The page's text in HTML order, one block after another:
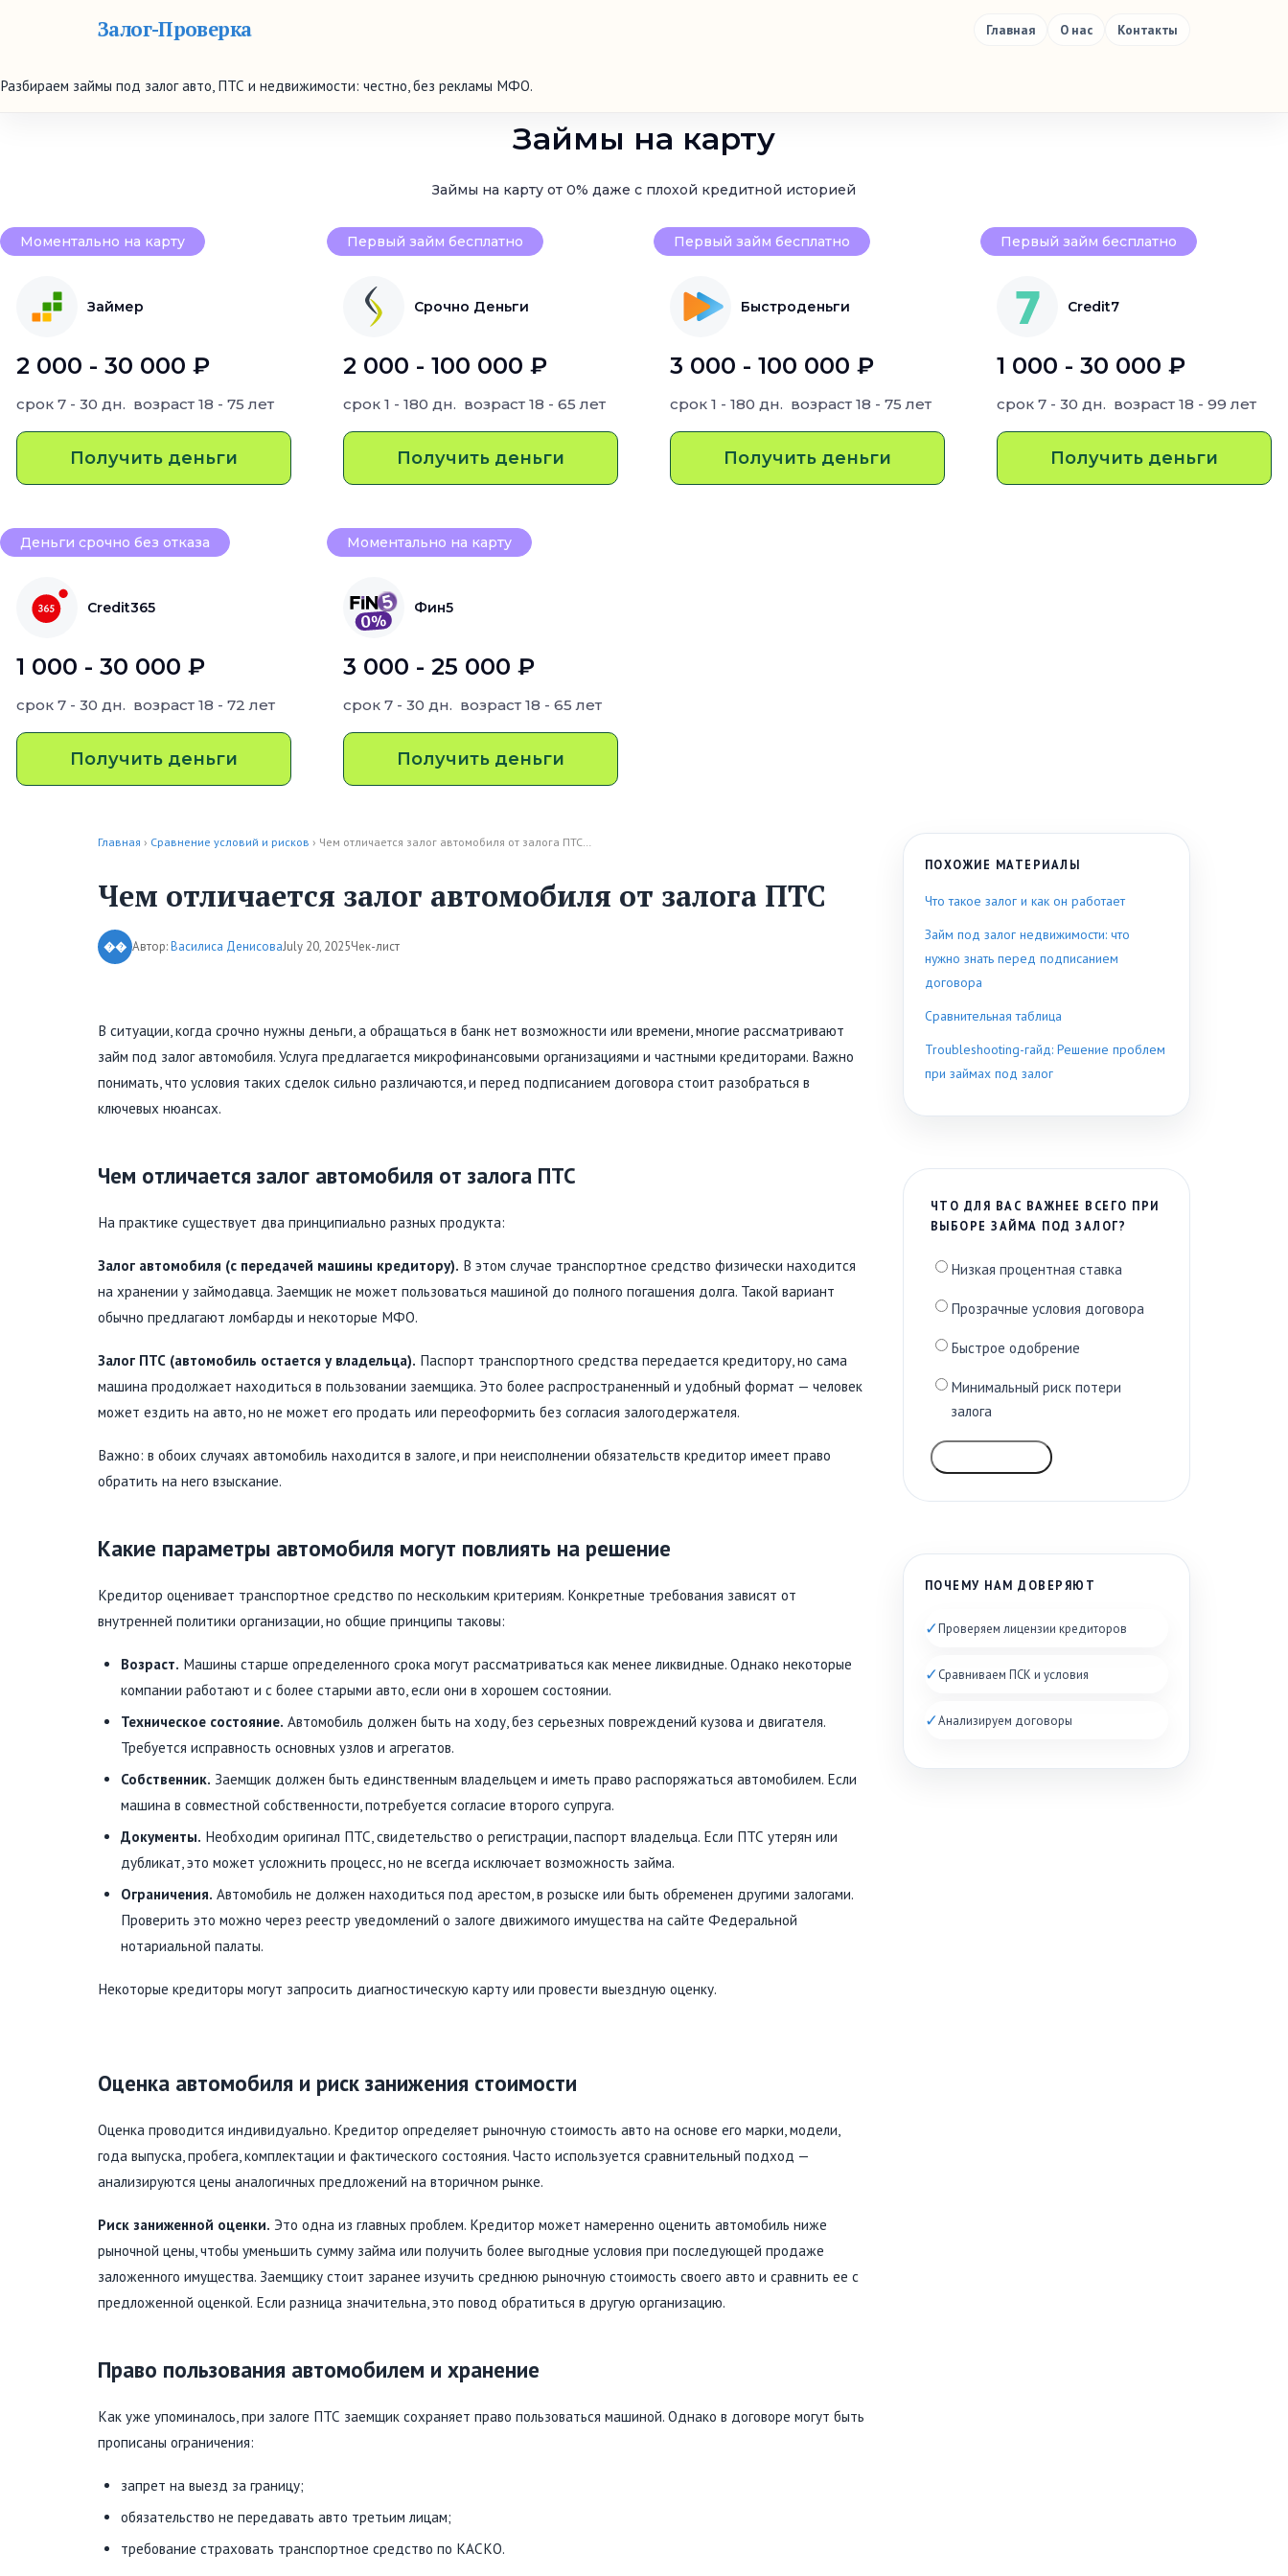
Залог-Проверка Главная О нас Контакты
Разбираем займы под залог авто, ПТС и недвижимости: честно, без рекламы МФО.
Займы на карту
Займы на карту от 0% даже с плохой кредитной историей
Моментально на карту
Займер
2 000 - 30 000 ₽
срок 7 - 30 дн. возраст 18 - 75 лет
Получить деньги
Первый займ бесплатно
Срочно Деньги
2 000 - 100 000 ₽
срок 1 - 180 дн. возраст 18 - 65 лет
Получить деньги
Первый займ бесплатно
Быстроденьги
3 000 - 100 000 ₽
срок 1 - 180 дн. возраст 18 - 75 лет
Получить деньги
Первый займ бесплатно
Credit7
1 000 - 30 000 ₽
срок 7 - 30 дн. возраст 18 - 99 лет
Получить деньги
Деньги срочно без отказа
Credit365
1 000 - 30 000 ₽
срок 7 - 30 дн. возраст 18 - 72 лет
Получить деньги
Моментально на карту
Фин5
3 000 - 25 000 ₽
срок 7 - 30 дн. возраст 18 - 65 лет
Получить деньги
Главная › Сравнение условий и рисков › Чем отличается залог автомобиля от залога ПТС…
Чем отличается залог автомобиля от залога ПТС
�� Автор:Василиса ДенисоваJuly 20, 2025Чек-лист
В ситуации, когда срочно нужны деньги, а обращаться в банк нет возможности или времени, многие рассматривают
займ под залог автомобиля. Услуга предлагается микрофинансовыми организациями и частными кредиторами. Важно
понимать, что условия таких сделок сильно различаются, и перед подписанием договора стоит разобраться в
ключевых нюансах.
Чем отличается залог автомобиля от залога ПТС
На практике существует два принципиально разных продукта:
Залог автомобиля (с передачей машины кредитору). В этом случае транспортное средство физически находится
на хранении у займодавца. Заемщик не может пользоваться машиной до полного погашения долга. Такой вариант
обычно предлагают ломбарды и некоторые МФО.
Залог ПТС (автомобиль остается у владельца). Паспорт транспортного средства передается кредитору, но сама
машина продолжает находиться в пользовании заемщика. Это более распространенный и удобный формат — человек
может ездить на авто, но не может его продать или переоформить без согласия залогодержателя.
Важно: в обоих случаях автомобиль находится в залоге, и при неисполнении обязательств кредитор имеет право
обратить на него взыскание.
Какие параметры автомобиля могут повлиять на решение
Кредитор оценивает транспортное средство по нескольким критериям. Конкретные требования зависят от
внутренней политики организации, но общие принципы таковы:
Возраст. Машины старше определенного срока могут рассматриваться как менее ликвидные. Однако некоторые
компании работают и с более старыми авто, если они в хорошем состоянии.
Техническое состояние. Автомобиль должен быть на ходу, без серьезных повреждений кузова и двигателя.
Требуется исправность основных узлов и агрегатов.
Собственник. Заемщик должен быть единственным владельцем и иметь право распоряжаться автомобилем. Если
машина в совместной собственности, потребуется согласие второго супруга.
Документы. Необходим оригинал ПТС, свидетельство о регистрации, паспорт владельца. Если ПТС утерян или
дубликат, это может усложнить процесс, но не всегда исключает возможность займа.
Ограничения. Автомобиль не должен находиться под арестом, в розыске или быть обременен другими залогами.
Проверить это можно через реестр уведомлений о залоге движимого имущества на сайте Федеральной
нотариальной палаты.
Некоторые кредиторы могут запросить диагностическую карту или провести выездную оценку.
Оценка автомобиля и риск занижения стоимости
Оценка проводится индивидуально. Кредитор определяет рыночную стоимость авто на основе его марки, модели,
года выпуска, пробега, комплектации и фактического состояния. Часто используется сравнительный подход —
анализируются цены аналогичных предложений на вторичном рынке.
Риск заниженной оценки. Это одна из главных проблем. Кредитор может намеренно оценить автомобиль ниже
рыночной цены, чтобы уменьшить сумму займа или получить более выгодные условия при последующей продаже
заложенного имущества. Заемщику стоит заранее изучить среднюю рыночную стоимость своего авто и сравнить ее с
предложенной оценкой. Если разница значительна, это повод обратиться в другую организацию.
Право пользования автомобилем и хранение
Как уже упоминалось, при залоге ПТС заемщик сохраняет право пользоваться машиной. Однако в договоре могут быть
прописаны ограничения:
запрет на выезд за границу;
обязательство не передавать авто третьим лицам;
требование страховать транспортное средство по КАСКО.
ПОХОЖИЕ МАТЕРИАЛЫ
Что такое залог и как он работает
Займ под залог недвижимости: что
нужно знать перед подписанием
договора
Сравнительная таблица
Troubleshooting-гайд: Решение проблем
при займах под залог
ЧТО ДЛЯ ВАС ВАЖНЕЕ ВСЕГО ПРИ
ВЫБОРЕ ЗАЙМА ПОД ЗАЛОГ?
Низкая процентная ставка
Прозрачные условия договора
Быстрое одобрение
Минимальный риск потери
залога
ПОЧЕМУ НАМ ДОВЕРЯЮТ
✓Проверяем лицензии кредиторов
✓Сравниваем ПСК и условия
✓Анализируем договоры